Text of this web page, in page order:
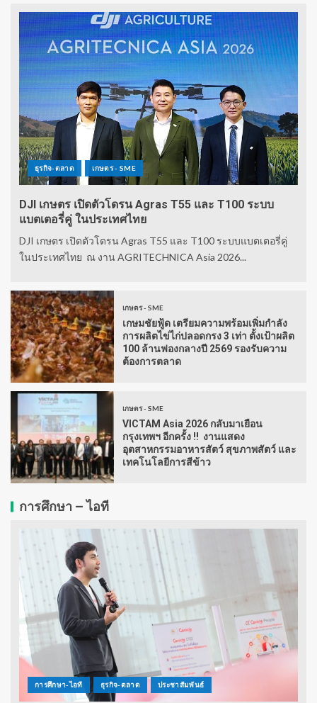
ธุรกิจ-ตลาด เกษตร - SME
DJI เกษตร เปิดตัวโดรน Agras T55 และ T100 ระบบ
แบตเตอรี่คู่ ในประเทศไทย
DJI เกษตร เปิดตัวโดรน Agras T55 และ T100 ระบบแบตเตอรี่คู่
ในประเทศไทย ณ งาน AGRITECHNICA Asia 2026...
เกษตร - SME
เกษมชัยฟู้ด เตรียมความพร้อมเพิ่มกำลัง
การผลิตไข่ไก่ปลอดกรง 3 เท่า ตั้งเป้าผลิต
100 ล้านฟองกลางปี 2569 รองรับความ
ต้องการตลาด
เกษตร - SME
VICTAM Asia 2026 กลับมาเยือน
กรุงเทพฯ อีกครั้ง !! งานแสดง
อุตสาหกรรมอาหารสัตว์ สุขภาพสัตว์ และ
เทคโนโลยีการสีข้าว
การศึกษา – ไอที
การศึกษา-ไอที ธุรกิจ-ตลาด ประชาสัมพันธ์